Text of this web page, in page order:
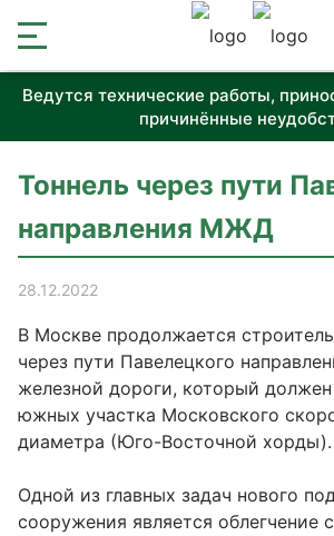
Ведутся технические работы,
причинённые
Тоннель через пути
направления МЖД
28.12.2022
В Москве продолжается
через пути Павелецкого
железной дороги, который должен
южных участка Московского
диаметра (Юго-Восточной хорды).
Одной из главных задач нового
сооружения является облегчение